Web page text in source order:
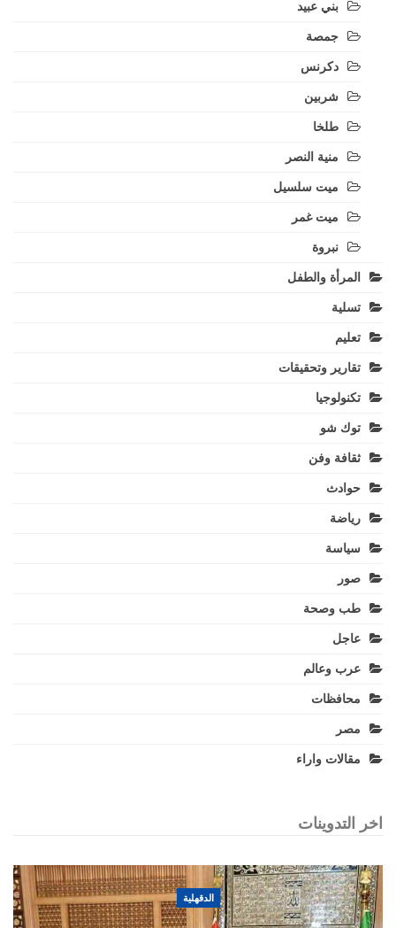
بني عبيد
جمصة
دكرنس
شربين
طلخا
منية النصر
ميت سلسيل
ميت غمر
نبروة
المرأة والطفل
تسلية
تعليم
تقارير وتحقيقات
تكنولوجيا
توك شو
ثقافة وفن
حوادث
رياضة
سياسة
صور
طب وصحة
عاجل
عرب وعالم
محافظات
مصر
مقالات واراء
اخر التدوينات
الدقهلية